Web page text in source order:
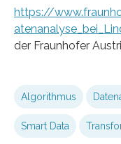
https://
der Fraunhofer
Algorithmus
Smart Data